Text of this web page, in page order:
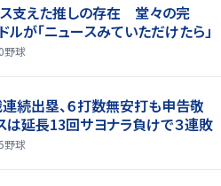
支えた推しの存在 堂々の完
が「ニュースみていただけたら」
野球
続出塁、６打数無安打も申告敬
延長13回サヨナラ負けで３連敗
野球